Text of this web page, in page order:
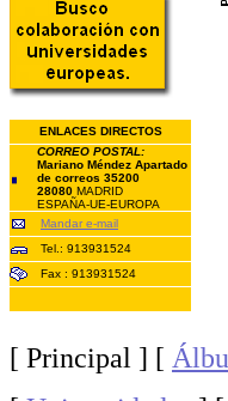
ENLACES DIRECTOS
CORREO POSTAL:
Mariano Méndez Apartado
de correos 35200
28080 MADRID
ESPAÑA-UE-EUROPA
Mandar e-mail
Tel.: 913931524
Fax : 913931524
[ Principal ] [